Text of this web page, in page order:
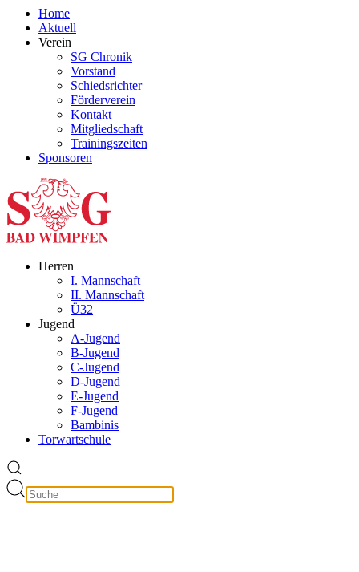
Home
Aktuell
Verein
SG Chronik
Vorstand
Schiedsrichter
Förderverein
Kontakt
Mitgliedschaft
Trainingszeiten
Sponsoren
Herren
I. Mannschaft
II. Mannschaft
Ü32
Jugend
A-Jugend
B-Jugend
C-Jugend
D-Jugend
E-Jugend
F-Jugend
Bambinis
Torwartschule